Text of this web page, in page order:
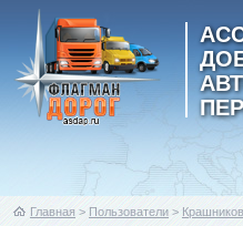
Главная > Пользователи >